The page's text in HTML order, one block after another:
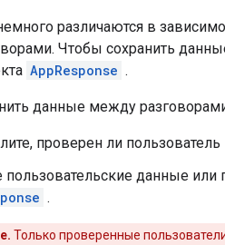
различаются в
Чтобы сохранить
AppResponse .
данные между
проверен ли пользователь
пользовательские данные
.
Только проверенные